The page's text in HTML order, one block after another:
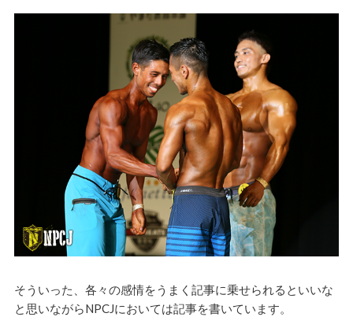
そういった、各々の感情をうまく記事に乗せられるといいな
と思いながらNPCJにおいては記事を書いています。